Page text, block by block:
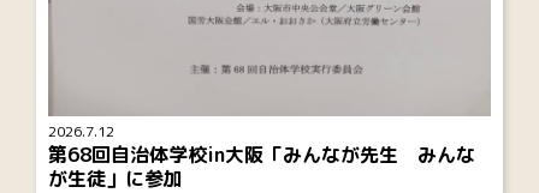
2026.7.12
第68回自治体学校in大阪「みんなが先生 みんな
が生徒」に参加